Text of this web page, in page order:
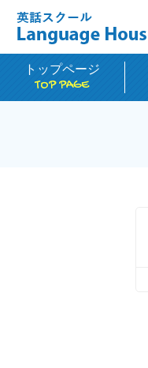
トップページ
TOP PAGE